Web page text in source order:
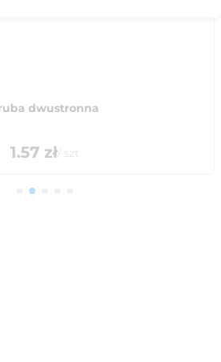
dwustronna
1.57 zł/ szt